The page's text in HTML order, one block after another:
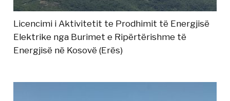
Licencimi i Aktivitetit te Prodhimit të Energjisë
Elektrike nga Burimet e Ripërtërishme të
Energjisë në Kosovë (Erës)